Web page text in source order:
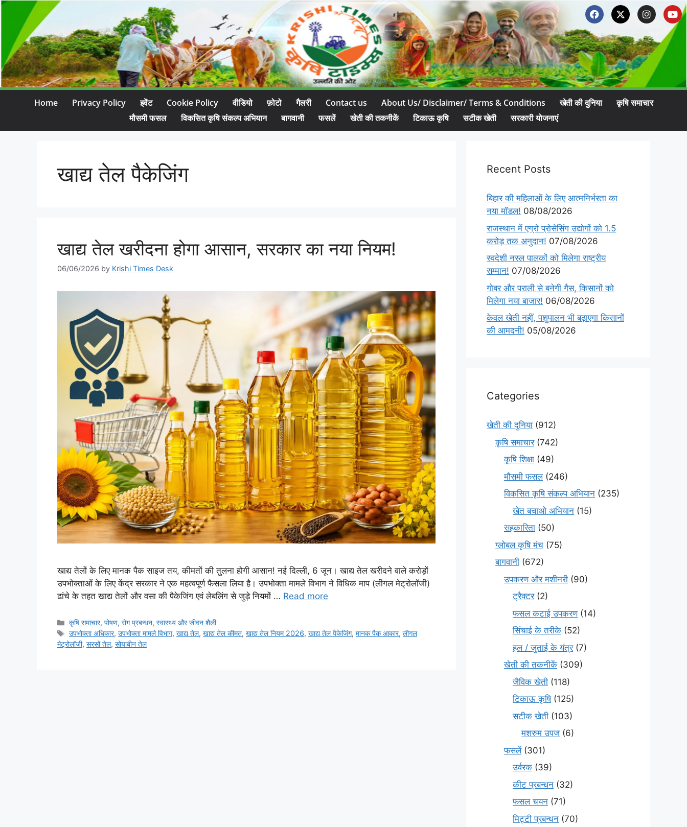
Home Privacy Policy इवेंट Cookie Policy वीडियो फ़ोटो गैलरी Contact us About Us/ Disclaimer/ Terms & Conditions खेती की दुनिया
कृषि समाचार
मौसमी फसल
विकसित कृषि संकल्प अभियान बागवानी फसलें खेती की तकनीकें टिकाऊ कृषि सटीक खेती सरकारी योजनाएं
खाद्य तेल पैकेजिंग
खाद्य तेल खरीदना होगा आसान, सरकार का नया नियम!
06/06/2026 by Krishi Times Desk
खाद्य तेलों के लिए मानक पैक साइज तय, कीमतों की तुलना होगी आसान! नई दिल्ली, 6 जून। खाद्य तेल खरीदने वाले करोड़ों
उपभोक्ताओं के लिए केंद्र सरकार ने एक महत्वपूर्ण फैसला लिया है। उपभोक्ता मामले विभाग ने विधिक माप (लीगल मेट्रोलॉजी)
ढांचे के तहत खाद्य तेलों और वसा की पैकेजिंग एवं लेबलिंग से जुड़े नियमों … Read more
कृषि समाचार,पोषण,रोग प्रबन्धन,स्वास्थ्य और जीवन शैली
उपभोक्ता अधिकार,उपभोक्ता मामले विभाग,खाद्य तेल,खाद्य तेल कीमत,खाद्य तेल नियम 2026,खाद्य तेल पैकेजिंग,मानक पैक आकार,लीगल
मेट्रोलॉजी, सरसों तेल, सोयाबीन तेल
Recent Posts
बिहार की महिलाओं के लिए आत्मनिर्भरता का
नया मॉडल! 08/08/2026
राजस्थान में एग्रो प्रोसेसिंग उद्योगों को 1.5
करोड़ तक अनुदान! 07/08/2026
स्वदेशी नस्ल पालकों को मिलेगा राष्ट्रीय
सम्मान! 07/08/2026
गोबर और पराली से बनेगी गैस, किसानों को
मिलेगा नया बाजार! 06/08/2026
केवल खेती नहीं, पशुपालन भी बढ़ाएगा किसानों
की आमदनी! 05/08/2026
Categories
खेती की दुनिया (912)
कृषि समाचार(742)
कृषि शिक्षा (49)
मौसमी फसल(246)
विकसित कृषि संकल्प अभियान (235)
खेत बचाओ अभियान (15)
सहकारिता (50)
ग्लोबल कृषि मंच (75)
बागवानी (672)
उपकरण और मशीनरी (90)
ट्रैक्टर(2)
फसल कटाई उपकरण(14)
सिंचाई के तरीके (52)
हल / जुताई के यंत्र(7)
खेती की तकनीकें (309)
जैविक खेती (118)
टिकाऊ कृषि(125)
सटीक खेती (103)
मशरुम उपज (6)
फसलें(301)
उर्वरक (39)
कीट प्रबन्धन (32)
फसल चयन (71)
मि‌ट्टी प्रबन्धन (70)